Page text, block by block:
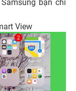
bạn chỉ
View